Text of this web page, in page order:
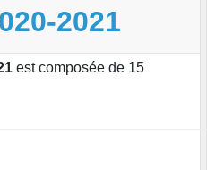
2021
est composée de 15